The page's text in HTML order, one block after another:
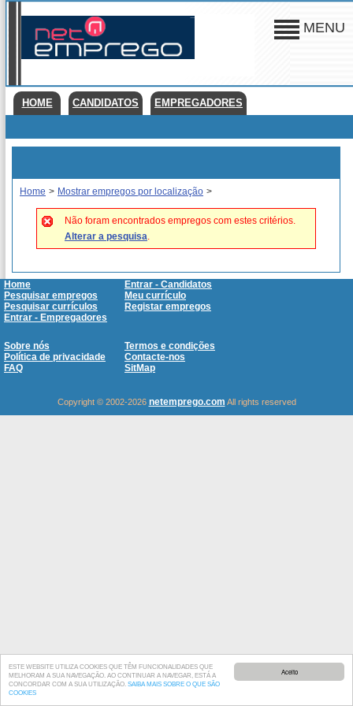
Aceito
ESTE WEBSITE UTILIZA COOKIES QUE TÊM FUNCIONALIDADES QUE
MELHORAM A SUA NAVEGAÇÃO. AO CONTINUAR A NAVEGAR, ESTÁ A
CONCORDAR COM A SUA UTILIZAÇÃO. SAIBA MAIS SOBRE O QUE SÃO
COOKIES
MENU
HOME CANDIDATOS EMPREGADORES
Home > Mostrar empregos por localização >
Não foram encontrados empregos com estes critérios.
Alterar a pesquisa.
Home
Entrar - Candidatos
Pesquisar empregos
Meu currículo
Pesquisar currículos
Registar empregos
Entrar - Empregadores
Sobre nós
Termos e condições
Política de privacidade
Contacte-nos
FAQ
SitMap
Copyright © 2002-2026 netemprego.com All rights reserved